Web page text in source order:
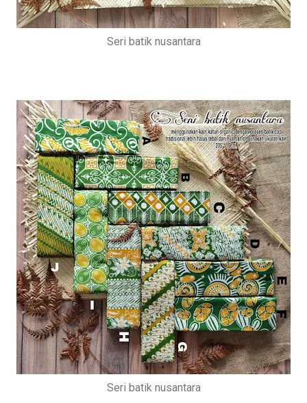
Seri batik nusantara
Seri batik nusantara